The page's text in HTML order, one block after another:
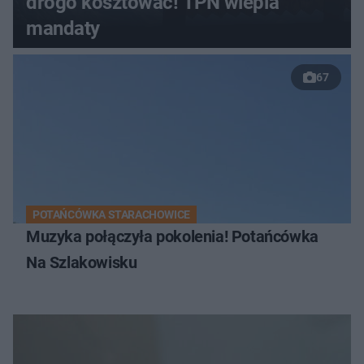
mandaty
67
POTAŃCÓWKA STARACHOWICE
Muzyka połączyła pokolenia! Potańcówka
Na Szlakowisku